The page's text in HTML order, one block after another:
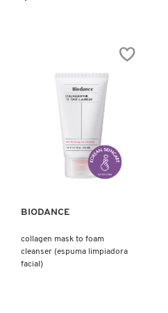
MARC JACOBS PERFUMES
MEDICUBE
Ver más
BIODANCE
collagen mask to foam
cleanser (espuma limpiadora
facial)